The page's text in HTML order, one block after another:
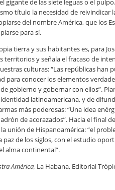
gigante de las siete leguas o el
título la necesidad de reivindicar
del nombre América, que los
para sí.
tierra y sus habitantes es, para
territorios y señala el fracaso de
culturas:“Las repúblicas han
para conocer los elementos
gobierno y gobernar con ellos”.
latinoamericana, y de
más poderosas: “Una idea
de acorazados”. Hacia el final
unión de Hispanoamérica: “el
paz de los siglos, con el estudio
alma continental”.
América, La Habana, Editorial